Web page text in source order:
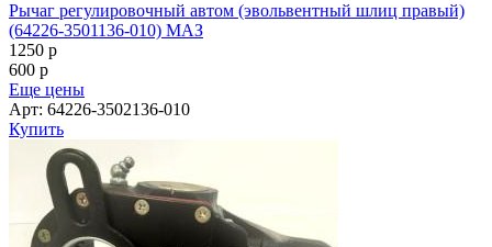
Рычаг регулировочный автом (эвольвентный шлиц правый)
(64226-3501136-010) МАЗ
1250 p
600 p
Еще цены
Арт: 64226-3502136-010
Купить